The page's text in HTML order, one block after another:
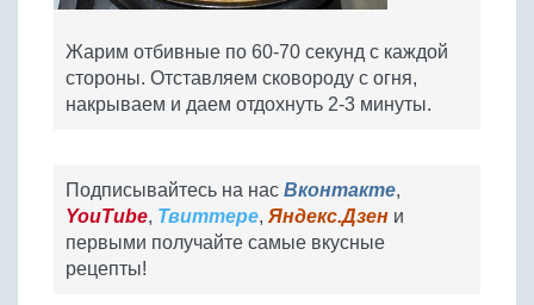
Жарим отбивные по 60-70 секунд с каждой
стороны. Отставляем сковороду с огня,
накрываем и даем отдохнуть 2-3 минуты.
Подписывайтесь на нас Вконтакте,
YouTube, Твиттере, Яндекс.Дзен и
первыми получайте самые вкусные
рецепты!